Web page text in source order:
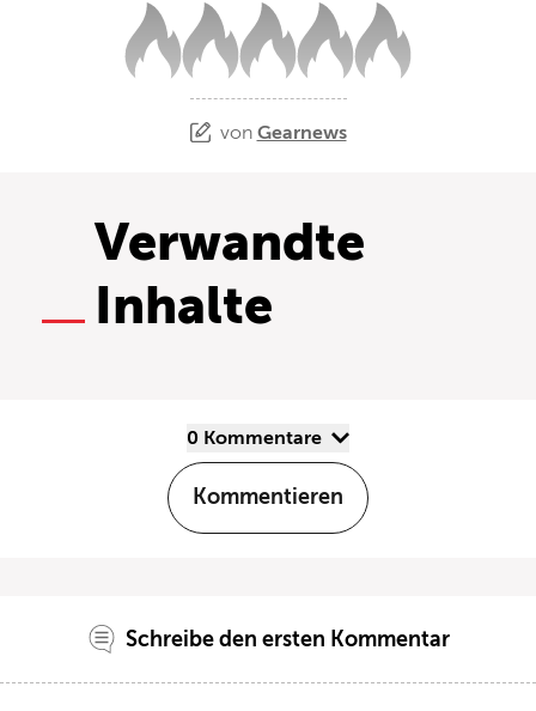
von Gearnews
Verwandte
Inhalte
0 Kommentare
Kommentieren
Schreibe den ersten Kommentar